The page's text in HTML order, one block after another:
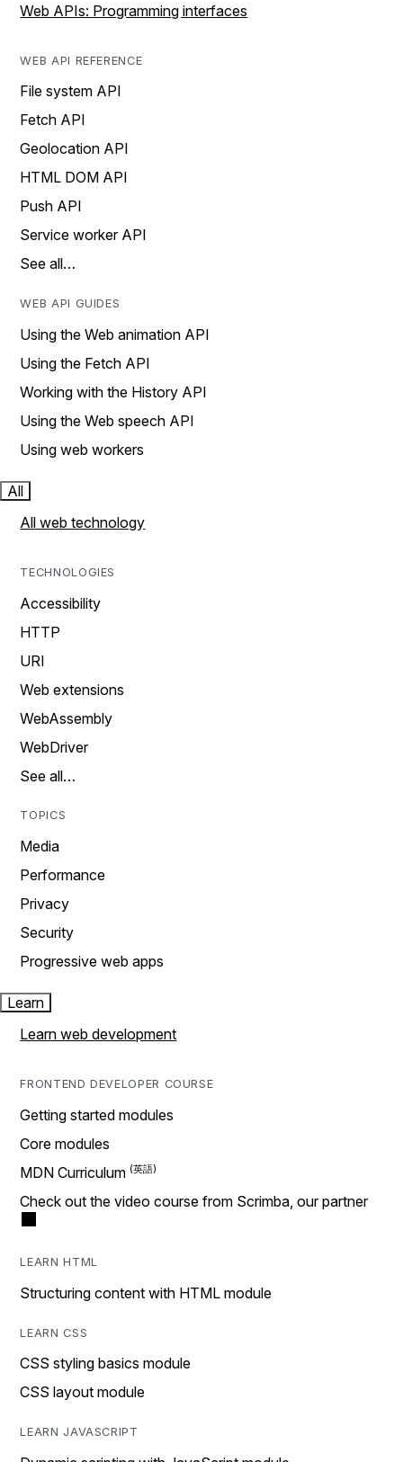
Web APIs: Programming interfaces
WEB API REFERENCE
File system API
Fetch API
Geolocation API
HTML DOM API
Push API
Service worker API
See all…
WEB API GUIDES
Using the Web animation API
Using the Fetch API
Working with the History API
Using the Web speech API
Using web workers
All
All web technology
TECHNOLOGIES
Accessibility
HTTP
URI
Web extensions
WebAssembly
WebDriver
See all…
TOPICS
Media
Performance
Privacy
Security
Progressive web apps
Learn
Learn web development
FRONTEND DEVELOPER COURSE
Getting started modules
Core modules
MDN Curriculum
Check out the video course from Scrimba, our partner
LEARN HTML
Structuring content with HTML module
LEARN CSS
CSS styling basics module
CSS layout module
LEARN JAVASCRIPT